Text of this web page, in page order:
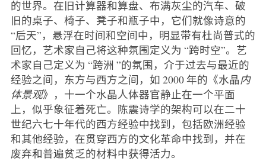
的世界。在旧计算器和算盘、布满灰尘的汽车、破
旧的桌子、椅子、凳子和瓶子中，它们就像诗意的
“后天”，悬浮在时间和空间中，明显带有杜尚普式的
回忆，艺术家自己将这种氛围定义为 “跨时空”。艺
术家自己定义为 “跨洲 ”的氛围，介于过去与最近的
经验之间，东方与西方之间，如 2000 年的《水晶内
体景观》，十一个水晶人体器官静止在一个平面
上，似乎象征着死亡。陈震诗学的架构可以在二十
世纪六七十年代的西方经验中找到，包括欧洲经验
和其他经验，在贯穿西方的文化革命中找到，并在
废弃和普遍贫乏的材料中获得活力。